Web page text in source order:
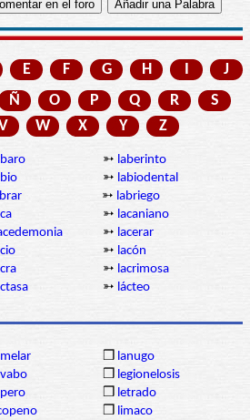
E F G H I
J
Ñ O P Q R
S
W X Y Z
➳ laberinto
➳ labiodental
➳ labriego
➳ lacaniano
➳ lacerar
➳ lacón
➳ lacrimosa
➳ lácteo
❒ lanugo
❒ legionelosis
❒ letrado
❒ limaco